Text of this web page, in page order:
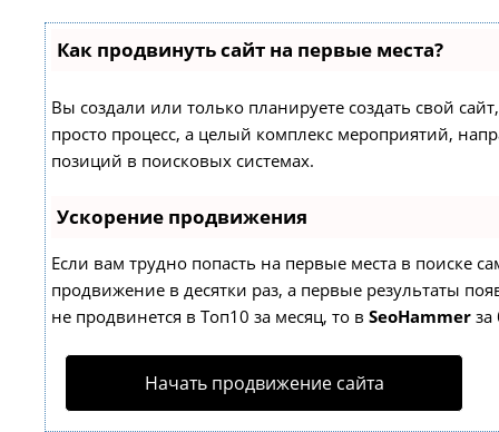
Как продвинуть сайт на первые места?
Вы создали или только планируете создать свой
просто процесс, а целый комплекс мероприятий,
позиций в поисковых системах.
Ускорение продвижения
Если вам трудно попасть на первые места в поиске
продвижение в десятки раз, а первые результаты
не продвинется в Топ10 за месяц, то в SeoHammer за
Начать продвижение сайта